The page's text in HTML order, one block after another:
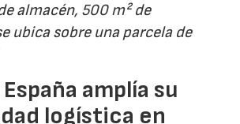
almacén, 500 m² de
ubica sobre una parcela de
amplía su
logística en